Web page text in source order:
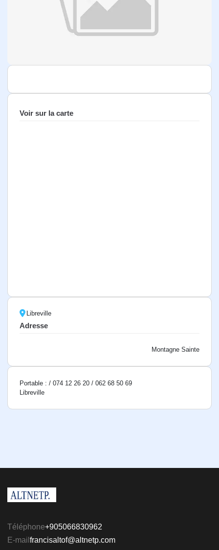
Voir sur la carte
Libreville
Adresse
Montagne Sainte
Portable : / 074 12 26 20 / 062 68 50 69
Libreville
Téléphone+905066830962
E-mail francisaltof@altnetp.com